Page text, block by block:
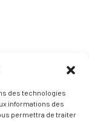
des technologies
informations des
permettra de traiter